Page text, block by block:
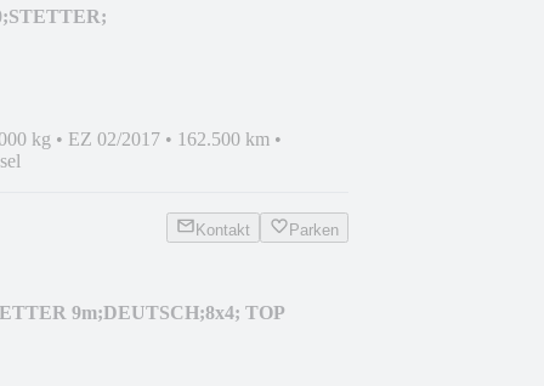
kg • EZ 02/2017 • 162.500 km •
Kontakt Parken
9m;DEUTSCH;8x4; TOP